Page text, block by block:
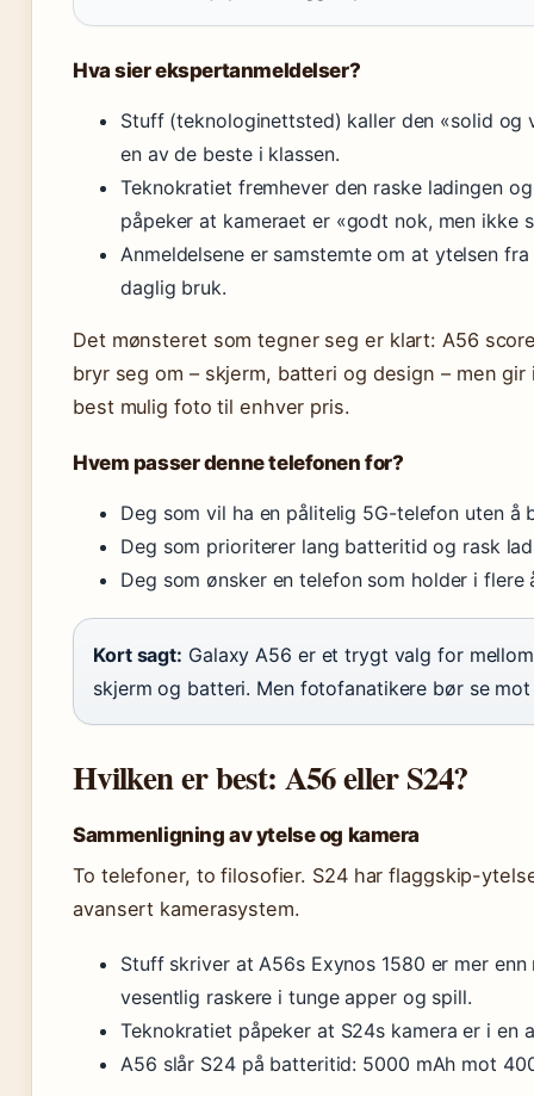
Hva sier ekspertanmeldelser?
Stuff (teknologinettsted) kaller den «solid og
en av de beste i klassen.
Teknokratiet fremhever den raske ladingen
påpeker at kameraet er «godt nok, men ikke
Anmeldelsene er samstemte om at ytelsen
daglig bruk.
Det mønsteret som tegner seg er klart: A56
bryr seg om – skjerm, batteri og design – men
best mulig foto til enhver pris.
Hvem passer denne telefonen for?
Deg som vil ha en pålitelig 5G-telefon uten å
Deg som prioriterer lang batteritid og rask
Deg som ønsker en telefon som holder i flere
Kort sagt: Galaxy A56 er et trygt valg for
skjerm og batteri. Men fotofanatikere bør se mot
Hvilken er best: A56 eller S24?
Sammenligning av ytelse og kamera
To telefoner, to filosofier. S24 har flaggskip-
avansert kamerasystem.
Stuff skriver at A56s Exynos 1580 er mer
vesentlig raskere i tunge apper og spill.
Teknokratiet påpeker at S24s kamera er i en
A56 slår S24 på batteritid: 5000 mAh mot